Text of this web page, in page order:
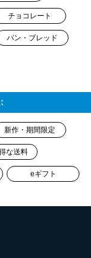
チョコレート
パン・ブレッド
新作・期間限定
な送料
eギフト